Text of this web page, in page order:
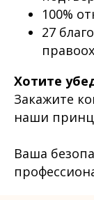
100%
27
Хотите
Закажите
наши
Ваша